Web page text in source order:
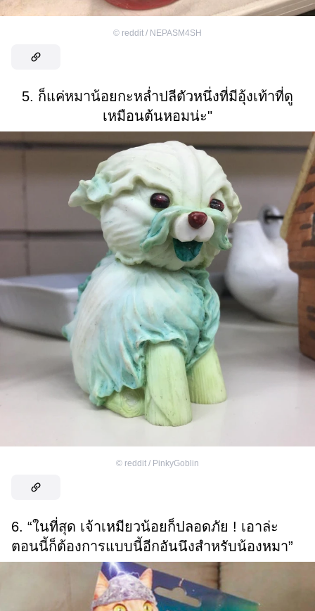
© reddit / NEPASM4SH
5. ก็แค่หมาน้อยกะหล่ำปลีตัวหนึ่งที่มีอุ้งเท้าที่ดู
เหมือนต้นหอมน่ะ"
© reddit / PinkyGoblin
6. “ในที่สุด เจ้าเหมียวน้อยก็ปลอดภัย ! เอาล่ะ
ตอนนี้ก็ต้องการแบบนี้อีกอันนึงสำหรับน้องหมา”